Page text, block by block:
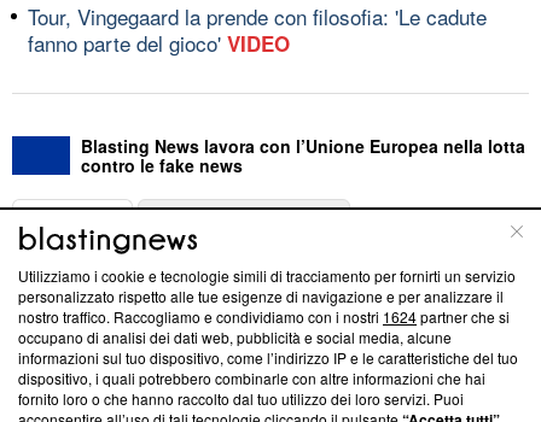
Tour, Vingegaard la prende con filosofia: 'Le cadute
fanno parte del gioco' VIDEO
Blasting News lavora con l’Unione Europea nella lotta
contro le fake news
ABOUT
Questa sezione offre informazioni trasparenti su Blasting
News, sui nostri processi editoriali e su come ci impegniamo a
creare news di qualità. Inoltre, afferma la nostra aderenza a
‘Trust Project - News with Integrity’Blasting News non è
ancora membro del programma, ma ha richiesto di farne
parte; Trust Project non ha ancora effettuato una verifica di
Utilizziamo i cookie e tecnologie simili di tracciamento per fornirti un servizio
personalizzato rispetto alle tue esigenze di navigazione e per analizzare il
nostro traffico. Raccogliamo e condividiamo con i nostri 1624partner che si
occupano di analisi dei dati web, pubblicità e social media, alcune
informazioni sul tuo dispositivo, come l’indirizzo IP e le caratteristiche del tuo
dispositivo, i quali potrebbero combinarle con altre informazioni che hai
fornito loro o che hanno raccolto dal tuo utilizzo dei loro servizi. Puoi